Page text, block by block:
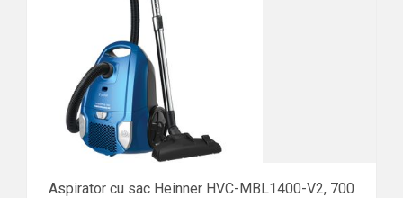
Aspirator cu sac Heinner HVC-MBL1400-V2, 700